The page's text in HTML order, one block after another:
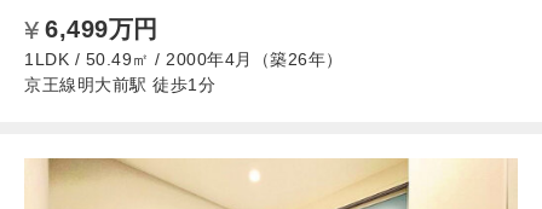
6,499万円
1LDK / 50.49㎡ / 2000年4月（築26年）
京王線明大前駅 徒歩1分